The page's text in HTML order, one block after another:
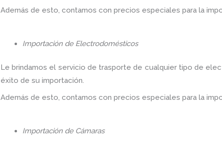
Además de esto, contamos con precios especiales para la
Importación de Electrodomésticos
Le brindamos el servicio de trasporte de cualquier tipo de
éxito de su importación.
Además de esto, contamos con precios especiales para la
Importación de Cámaras